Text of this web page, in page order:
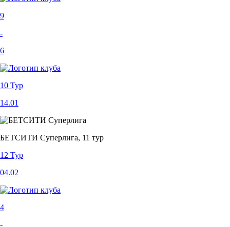
9
-
6
10 Тур
14.01
БЕТСИТИ Суперлига, 11 тур
12 Тур
04.02
4
-